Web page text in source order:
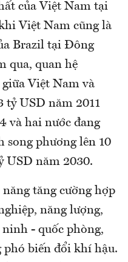
của Việt Nam tại
Việt Nam cũng là
Brazil tại Đông
qua, quan hệ
Việt Nam và
tỷ USD năm 2011
và hai nước đang
song phương lên 10
USD năm 2030.
tăng cường hợp
năng lượng,
- quốc phòng,
phó biến đổi khí hậu.